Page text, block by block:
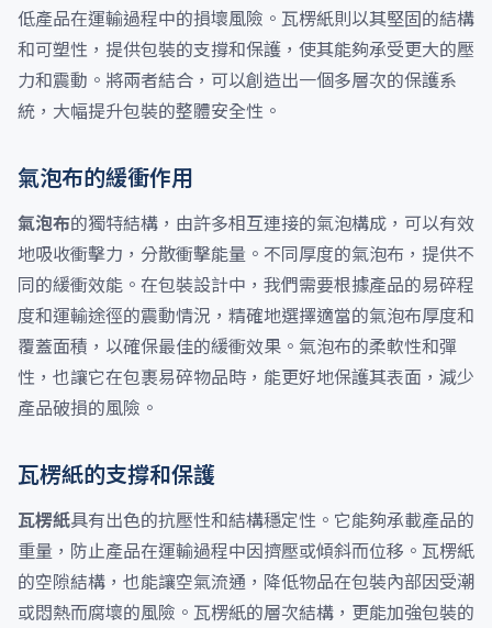
低產品在運輸過程中的損壞風險。瓦楞紙則以其堅固的結構
和可塑性，提供包裝的支撐和保護，使其能夠承受更大的壓
力和震動。將兩者結合，可以創造出一個多層次的保護系
統，大幅提升包裝的整體安全性。
氣泡布的緩衝作用
氣泡布的獨特結構，由許多相互連接的氣泡構成，可以有效
地吸收衝擊力，分散衝擊能量。不同厚度的氣泡布，提供不
同的緩衝效能。在包裝設計中，我們需要根據產品的易碎程
度和運輸途徑的震動情況，精確地選擇適當的氣泡布厚度和
覆蓋面積，以確保最佳的緩衝效果。氣泡布的柔軟性和彈
性，也讓它在包裹易碎物品時，能更好地保護其表面，減少
產品破損的風險。
瓦楞紙的支撐和保護
瓦楞紙具有出色的抗壓性和結構穩定性。它能夠承載產品的
重量，防止產品在運輸過程中因擠壓或傾斜而位移。瓦楞紙
的空隙結構，也能讓空氣流通，降低物品在包裝內部因受潮
或悶熱而腐壞的風險。瓦楞紙的層次結構，更能加強包裝的